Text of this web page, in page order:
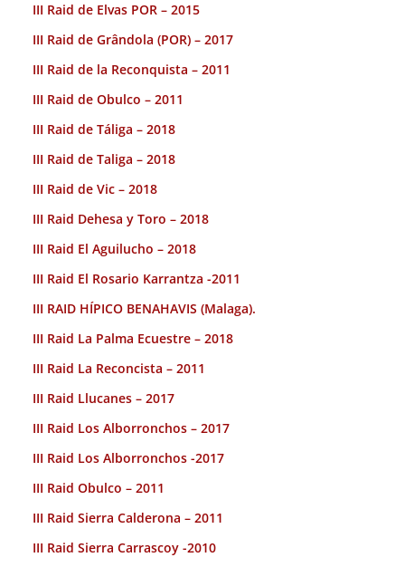
III Raid de Elvas POR – 2015
III Raid de Grândola (POR) – 2017
III Raid de la Reconquista – 2011
III Raid de Obulco – 2011
III Raid de Táliga – 2018
III Raid de Taliga – 2018
III Raid de Vic – 2018
III Raid Dehesa y Toro – 2018
III Raid El Aguilucho – 2018
III Raid El Rosario Karrantza -2011
III RAID HÍPICO BENAHAVIS (Malaga).
III Raid La Palma Ecuestre – 2018
III Raid La Reconcista – 2011
III Raid Llucanes – 2017
III Raid Los Alborronchos – 2017
III Raid Los Alborronchos -2017
III Raid Obulco – 2011
III Raid Sierra Calderona – 2011
III Raid Sierra Carrascoy -2010